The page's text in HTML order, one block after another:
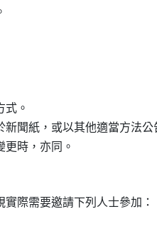
式。
新聞紙，或以其他適當方法
際需要邀請下列人士參加：